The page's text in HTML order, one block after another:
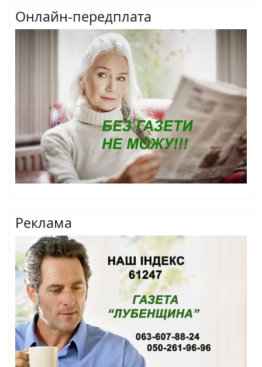
Онлайн-передплата
Реклама